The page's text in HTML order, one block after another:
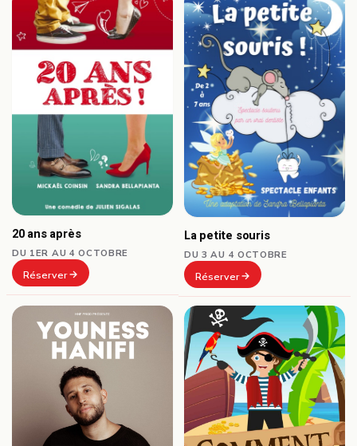
20 ans après
DU 1ER AU 4 OCTOBRE
Réserver
La petite souris
DU 3 AU 4 OCTOBRE
Réserver